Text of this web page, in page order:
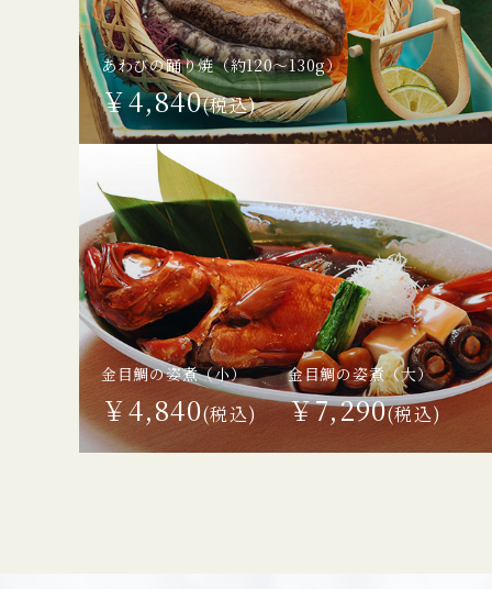
あわびの踊り焼（約120～130g）
￥4,840(税込)
金目鯛の姿煮（小）
￥4,840(税込)
金目鯛の姿煮（大）
￥7,290(税込)